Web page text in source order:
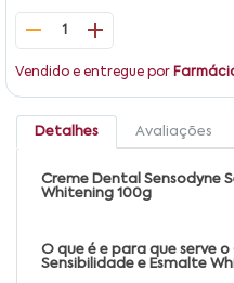
1
Vendido e entregue por
Detalhes Avaliações
Creme Dental Sensodyne
Whitening 100g
O que é e para que serve
Sensibilidade e Esmalte